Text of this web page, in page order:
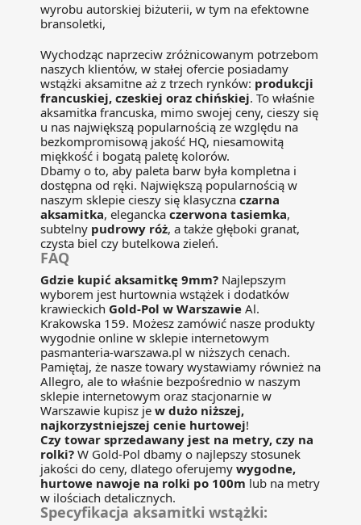
wyrobu autorskiej biżuterii, w tym na efektowne
bransoletki,
Wychodząc naprzeciw zróżnicowanym potrzebom
naszych klientów, w stałej ofercie posiadamy
wstążki aksamitne aż z trzech rynków: produkcji
francuskiej, czeskiej oraz chińskiej. To właśnie
aksamitka francuska, mimo swojej ceny, cieszy się
u nas największą popularnością ze względu na
bezkompromisową jakość HQ, niesamowitą
miękkość i bogatą paletę kolorów.
Dbamy o to, aby paleta barw była kompletna i
dostępna od ręki. Największą popularnością w
naszym sklepie cieszy się klasyczna czarna
aksamitka, elegancka czerwona tasiemka,
subtelny pudrowy róż, a także głęboki granat,
czysta biel czy butelkowa zieleń.
FAQ
Gdzie kupić aksamitkę 9mm? Najlepszym
wyborem jest hurtownia wstążek i dodatków
krawieckich Gold-Pol w Warszawie Al.
Krakowska 159. Możesz zamówić nasze produkty
wygodnie online w sklepie internetowym
pasmanteria-warszawa.pl w niższych cenach.
Pamiętaj, że nasze towary wystawiamy również na
Allegro, ale to właśnie bezpośrednio w naszym
sklepie internetowym oraz stacjonarnie w
Warszawie kupisz je w dużo niższej,
najkorzystniejszej cenie hurtowej!
Czy towar sprzedawany jest na metry, czy na
rolki? W Gold-Pol dbamy o najlepszy stosunek
jakości do ceny, dlatego oferujemy wygodne,
hurtowe nawoje na rolki po 100m lub na metry
w ilościach detalicznych.
Specyfikacja aksamitki wstążki: